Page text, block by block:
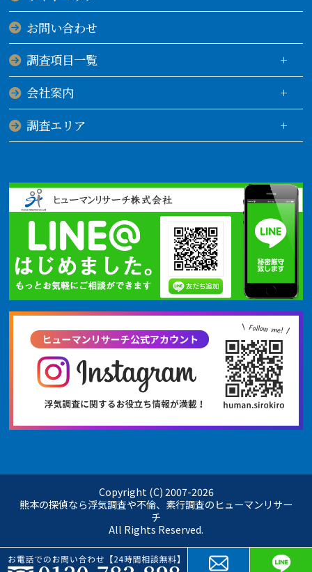
お問い合わせ
調査項目一覧
会社案内
調査エリア
Copyright (C) 2007-2026
熊本の探偵なら浮気調査や不倫、素行調査のヒューマンリサー
チ
All Rights Reserved.